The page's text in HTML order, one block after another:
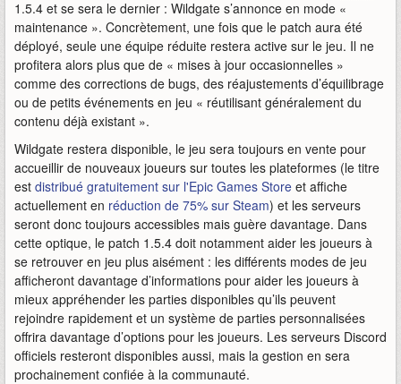
1.5.4 et se sera le dernier : Wildgate s’annonce en mode «
maintenance ». Concrètement, une fois que le patch aura été
déployé, seule une équipe réduite restera active sur le jeu. Il ne
profitera alors plus que de « mises à jour occasionnelles »
comme des corrections de bugs, des réajustements d’équilibrage
ou de petits événements en jeu « réutilisant généralement du
contenu déjà existant ».
Wildgate restera disponible, le jeu sera toujours en vente pour
accueillir de nouveaux joueurs sur toutes les plateformes (le titre
est distribué gratuitement sur l'Epic Games Store et affiche
actuellement en réduction de 75% sur Steam) et les serveurs
seront donc toujours accessibles mais guère davantage. Dans
cette optique, le patch 1.5.4 doit notamment aider les joueurs à
se retrouver en jeu plus aisément : les différents modes de jeu
afficheront davantage d’informations pour aider les joueurs à
mieux appréhender les parties disponibles qu’ils peuvent
rejoindre rapidement et un système de parties personnalisées
offrira davantage d’options pour les joueurs. Les serveurs Discord
officiels resteront disponibles aussi, mais la gestion en sera
prochainement confiée à la communauté.